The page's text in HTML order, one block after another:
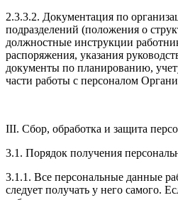
2.3.3.2. Документация по
подразделений (положения о
должностные инструкции
распоряжения, указания
документы по планированию,
части работы с персоналом
III. Сбор, обработка и защита
3.1. Порядок получения
3.1.1. Все персональные данные
следует получать у него самого.